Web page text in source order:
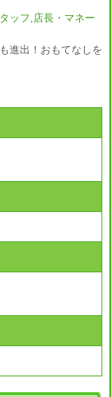
ッフ,店長・マネー
進出！おもてなしを